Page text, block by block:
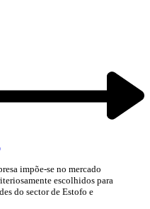
impõe-se no mercado
escolhidos para
do sector de Estofo e